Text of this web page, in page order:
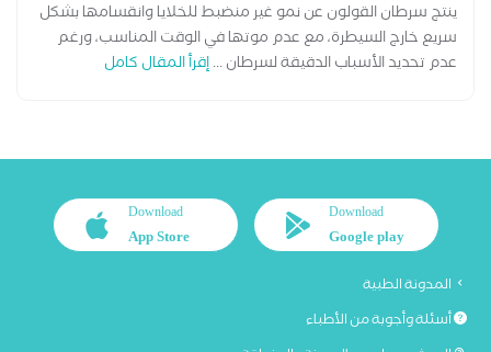
ينتج سرطان القولون عن نمو غير منضبط للخلايا وانقسامها بشكل
سريع خارج السيطرة، مع عدم موتها في الوقت المناسب، ورغم
عدم تحديد الأسباب الدقيقة لسرطان ...إقرأ المقال كامل
Download
Google play
Download
App Store
المدونة الطبية
أسئلة وأجوبة من الأطباء